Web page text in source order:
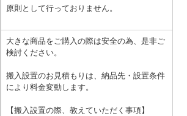
原則として行っておりません。
大きな商品をご購入の際は安全の為、是非ご
検討ください。
搬入設置のお見積もりは、納品先・設置条件
により料金変動します。
【搬入設置の際、教えていただく事項】